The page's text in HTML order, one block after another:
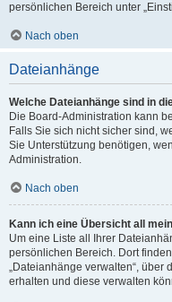
persönlichen Bereich unter
Nach oben
Dateianhänge
Welche Dateianhänge sind in
Die Board-Administration kann
Falls Sie sich nicht sicher sind,
Sie Unterstützung benötigen,
Administration.
Nach oben
Kann ich eine Übersicht all
Um eine Liste all Ihrer
persönlichen Bereich. Dort
„Dateianhänge verwalten“, über
erhalten und diese verwalten